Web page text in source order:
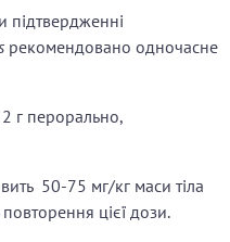
підтвердженні
рекомендовано одночасне
2 г перорально,
50-75 мг/кг маси тіла
цієї дози.